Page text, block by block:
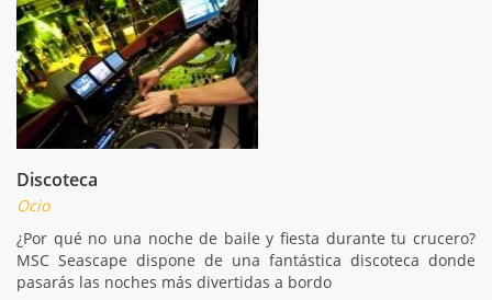
Discoteca
Ocio
¿Por qué no una noche de baile y fiesta durante tu crucero?
MSC Seascape dispone de una fantástica discoteca donde
pasarás las noches más divertidas a bordo